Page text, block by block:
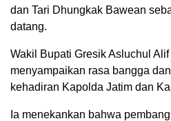
dan Tari Dhungkak Bawean
datang.
Wakil Bupati Gresik Asluchul
menyampaikan rasa bangga
kehadiran Kapolda Jatim dan
Ia menekankan bahwa